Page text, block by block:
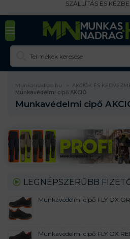
SZÁLLÍTÁS ÉS
Munkasnadrag.hu
AKCIÓK ÉS
Munkavédelmi cipő AKCIÓ
Munkavédelmi cipő
LEGNÉPSZERŰBB
Munkavédelmi cipő FLY OX
Munkavédelmi cipő FLY OX